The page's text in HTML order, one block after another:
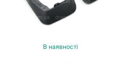
В наявності